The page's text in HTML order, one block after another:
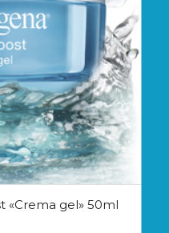
«Crema gel» 50ml